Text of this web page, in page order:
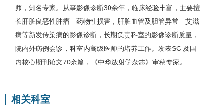
师，知名专家。从事影像诊断30余年，临床经验丰富，主要擅
长肝脏良恶性肿瘤，药物性损害，肝脏血管及胆管异常， 艾滋
病等新发传染病的影像诊断，长期负责科室的影像诊断质量，
院内外病例会诊，科室内高级医师的培养工作。发表SCI及国
内核心期刊论文70余篇，《中华放射学杂志》审稿专家。
相关科室